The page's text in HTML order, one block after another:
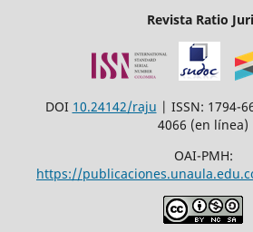
Revista Ratio
DOI 10.24142/raju | ISSN: 1794-
4066 (en línea)
OAI-PMH:
https://